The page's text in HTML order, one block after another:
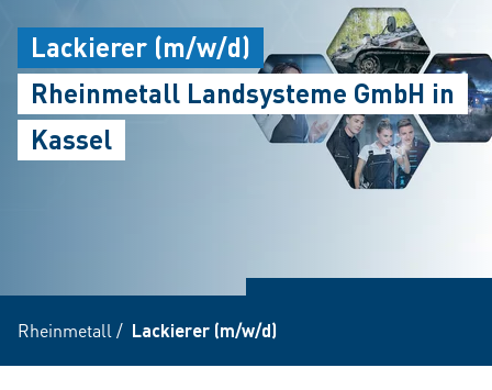
Lackierer (m/w/d)
Rheinmetall Landsysteme GmbH in
Kassel
Rheinmetall / Lackierer (m/w/d)